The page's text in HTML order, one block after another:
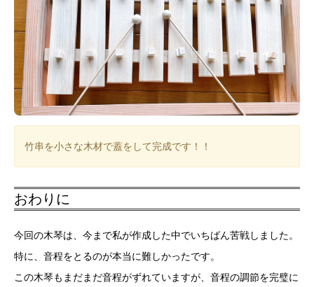
竹串を小さな木材で蓋をして完成です！！
おわりに
今回の木琴は、今まで私が作成した中でいちばん苦戦しました。
特に、音程をとるのが本当に難しかったです。
この木琴もまだまだ音程がずれていますが、音程の調節を完璧に